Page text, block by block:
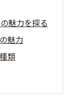
魅力を探る
魅力
類
管理